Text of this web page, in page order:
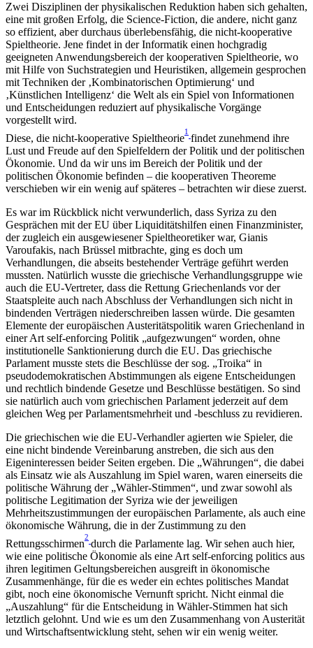
Zwei Disziplinen der physikalischen Reduktion haben sich gehalten,
eine mit großen Erfolg, die Science-Fiction, die andere, nicht ganz
so effizient, aber durchaus überlebensfähig, die nicht-kooperative
Spieltheorie. Jene findet in der Informatik einen hochgradig
geeigneten Anwendungsbereich der kooperativen Spieltheorie, wo
mit Hilfe von Suchstrategien und Heuristiken, allgemein gesprochen
mit Techniken der ‚Kombinatorischen Optimierung‘ und
‚Künstlichen Intelligenz‘ die Welt als ein Spiel von Informationen
und Entscheidungen reduziert auf physikalische Vorgänge
vorgestellt wird.
Diese, die nicht-kooperative Spieltheorie
1
findet zunehmend ihre
Lust und Freude auf den Spielfeldern der Politik und der politischen
Ökonomie. Und da wir uns im Bereich der Politik und der
politischen Ökonomie befinden – die kooperativen Theoreme
verschieben wir ein wenig auf späteres – betrachten wir diese zuerst.
Es war im Rückblick nicht verwunderlich, dass Syriza zu den
Gesprächen mit der EU über Liquiditätshilfen einen Finanzminister,
der zugleich ein ausgewiesener Spieltheoretiker war, Gianis
Varoufakis, nach Brüssel mitbrachte, ging es doch um
Verhandlungen, die abseits bestehender Verträge geführt werden
mussten. Natürlich wusste die griechische Verhandlungsgruppe wie
auch die EU-Vertreter, dass die Rettung Griechenlands vor der
Staatspleite auch nach Abschluss der Verhandlungen sich nicht in
bindenden Verträgen niederschreiben lassen würde. Die gesamten
Elemente der europäischen Austeritätspolitik waren Griechenland in
einer Art self-enforcing Politik „aufgezwungen“ worden, ohne
institutionelle Sanktionierung durch die EU. Das griechische
Parlament musste stets die Beschlüsse der sog. „Troika“ in
pseudodemokratischen Abstimmungen als eigene Entscheidungen
und rechtlich bindende Gesetze und Beschlüsse bestätigen. So sind
sie natürlich auch vom griechischen Parlament jederzeit auf dem
gleichen Weg per Parlamentsmehrheit und -beschluss zu revidieren.
Die griechischen wie die EU-Verhandler agierten wie Spieler, die
eine nicht bindende Vereinbarung anstreben, die sich aus den
Eigeninteressen beider Seiten ergeben. Die „Währungen“, die dabei
als Einsatz wie als Auszahlung im Spiel waren, waren einerseits die
politische Währung der „Wähler-Stimmen“, und zwar sowohl als
politische Legitimation der Syriza wie der jeweiligen
Mehrheitszustimmungen der europäischen Parlamente, als auch eine
ökonomische Währung, die in der Zustimmung zu den
Rettungsschirmen
2
durch die Parlamente lag. Wir sehen auch hier,
wie eine politische Ökonomie als eine Art self-enforcing politics aus
ihren legitimen Geltungsbereichen ausgreift in ökonomische
Zusammenhänge, für die es weder ein echtes politisches Mandat
gibt, noch eine ökonomische Vernunft spricht. Nicht einmal die
„Auszahlung“ für die Entscheidung in Wähler-Stimmen hat sich
letztlich gelohnt. Und wie es um den Zusammenhang von Austerität
und Wirtschaftsentwicklung steht, sehen wir ein wenig weiter.